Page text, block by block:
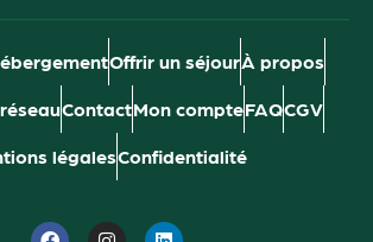
Offrir un séjourÀ propos
ContactMon compteFAQCGV
légalesConfidentialité